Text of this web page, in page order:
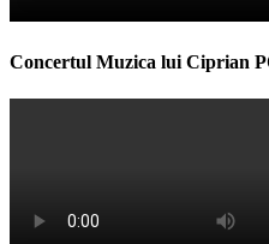
Concertul Muzica lui Ciprian